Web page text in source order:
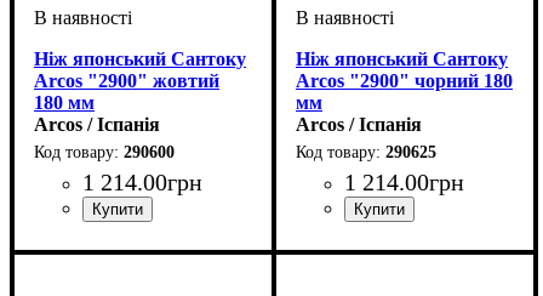
Ніж японський Сантоку
Arcos "2900" жовтий
180 мм
Arcos / Іспанія
290600
1 214.00грн
Ніж японський Сантоку
Arcos "2900" чорний 180
мм
Arcos / Іспанія
290625
1 214.00грн